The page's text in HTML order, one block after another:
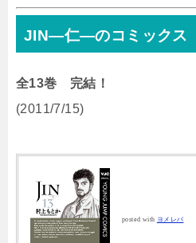
JIN―仁―のコミックス
全13巻 完結！
(2011/7/15)
posted with ヨメレバ